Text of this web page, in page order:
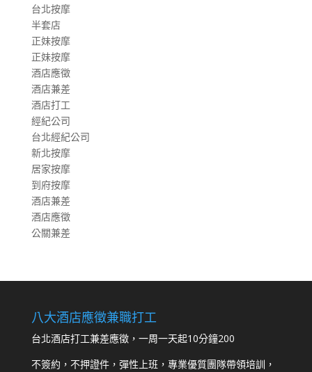
台北按摩
半套店
正妹按摩
正妹按摩
酒店應徵
酒店兼差
酒店打工
經紀公司
台北經紀公司
新北按摩
居家按摩
到府按摩
酒店兼差
酒店應徵
公關兼差
八大酒店應徵兼職打工
台北酒店打工兼差應徵，一周一天起10分鐘200
不簽約，不押證件，彈性上班，專業優質團隊帶領培訓，